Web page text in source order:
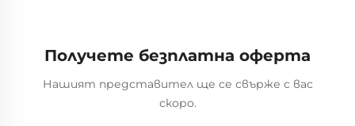
Получете безплатна оферта
Нашият представител ще се свърже с вас
скоро.